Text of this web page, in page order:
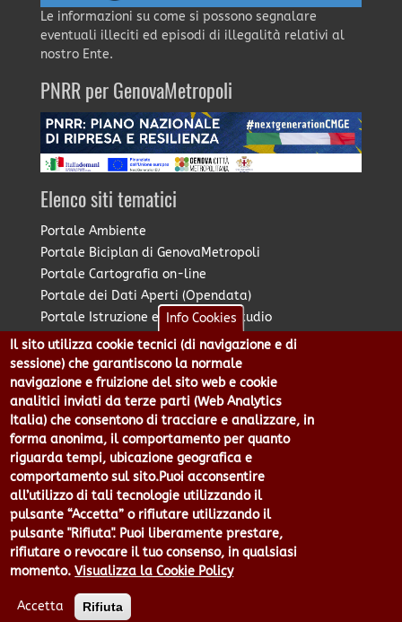
Le informazioni su come si possono segnalare
eventuali illeciti ed episodi di illegalità relativi al
nostro Ente.
PNRR per GenovaMetropoli
Elenco siti tematici
Portale Ambiente
Portale Biciplan di GenovaMetropoli
Portale Cartografia on-line
Portale dei Dati Aperti (Opendata)
Portale Istruzione e Diritto allo Studio
Portale Marketing Territoriale
Portale Piano Strategico Metropolitano
Portale PUMS di GenovaMetropoli
Portale Stazione Unica Appaltante
Pratico: procedimenti e istanze online
Città Metropolitana di Genova - Piazzale Mazzini 2 -16122 -
Genova | CF:80007350103 - P.Iva: 00949170104 | Codice IPA: cmge
Centralino 010 54991 Fax 010 5499244 URP 010 5499456
Num.Verde 800 509420 | P.E.C.:
pec@cert.cittametropolitana.genova.it
Privacy|Tecnologie e Accessibilità|Note Legali
sito Web
Info Cookies
Il sito utilizza cookie tecnici (di navigazione e di
sessione) che garantiscono la normale
navigazione e fruizione del sito web e cookie
analitici inviati da terze parti (Web Analytics
Italia) che consentono di tracciare e analizzare, in
forma anonima, il comportamento per quanto
riguarda tempi, ubicazione geografica e
comportamento sul sito.Puoi acconsentire
all’utilizzo di tali tecnologie utilizzando il
pulsante “Accetta” o rifiutare utilizzando il
pulsante "Rifiuta". Puoi liberamente prestare,
rifiutare o revocare il tuo consenso, in qualsiasi
momento. Visualizza la Cookie Policy
Accetta Rifiuta